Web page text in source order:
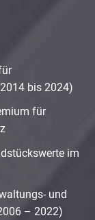
bis 2024)
für
im
und
– 2022)